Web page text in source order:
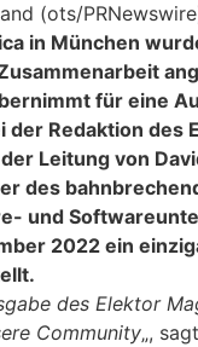
(ots/
in München
für eine
der Redaktion des
Leitung von
des
und
2022 ein
des Elektor
Community„,